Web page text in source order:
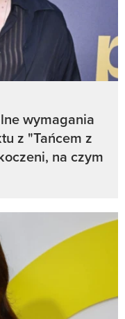
wymagania
z "Tańcem z
na czym